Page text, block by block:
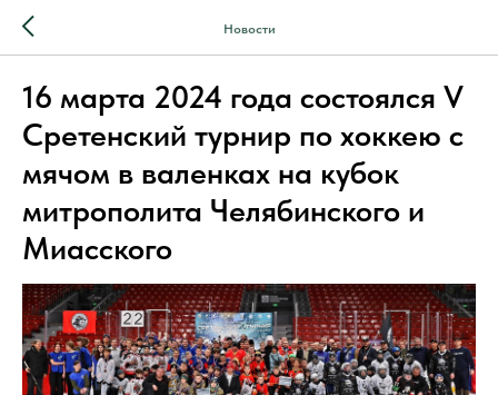
Новости
16 марта 2024 года состоялся V
Сретенский турнир по хоккею с
мячом в валенках на кубок
митрополита Челябинского и
Миасского